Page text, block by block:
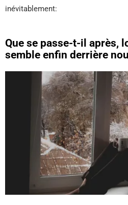
inévitablement:
Que se passe-t-il après,
semble enfin derrière